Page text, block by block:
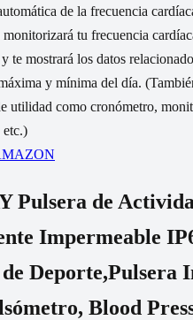
de la frecuencia
tu frecuencia
te mostrará los datos
y mínima del día.
utilidad como cronómetro,
etc.)
Pulsera de
Impermeable
Deporte,Pulsera
Blood